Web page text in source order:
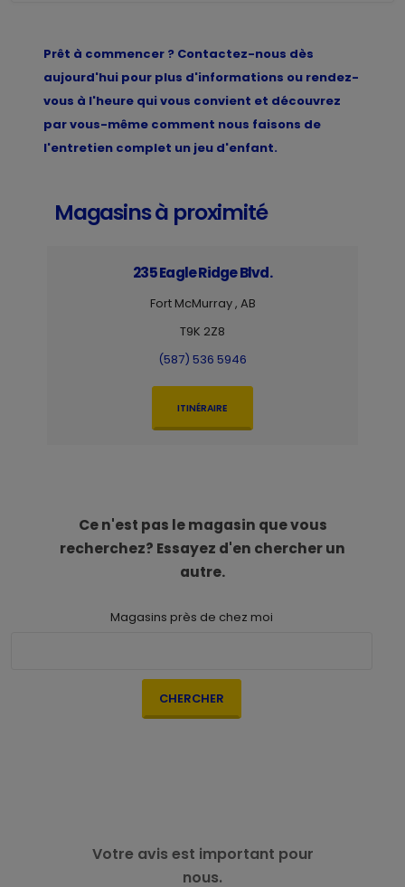
Prêt à commencer ? Contactez-nous dès
aujourd'hui pour plus d'informations ou rendez-
vous à l'heure qui vous convient et découvrez
par vous-même comment nous faisons de
l'entretien complet un jeu d'enfant.
Magasins à proximité
235 Eagle Ridge Blvd.
Fort McMurray , AB
T9K 2Z8
(587) 536 5946
ITINÉRAIRE
Ce n'est pas le magasin que vous
recherchez? Essayez d'en chercher un
autre.
Magasins près de chez moi
CHERCHER
Votre avis est important pour
nous.